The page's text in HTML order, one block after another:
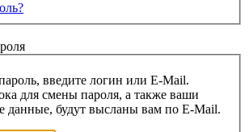
введите логин или E-Mail.
для смены пароля, а также ваши
данные, будут высланы вам по E-Mail.